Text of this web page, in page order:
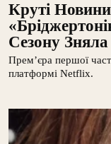
Круті
Сезону
Прем’єра першої
платформі Netflix.